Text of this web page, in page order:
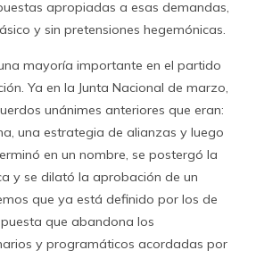
apropiadas a esas demandas,
y sin pretensiones hegemónicas.
mayoría importante en el partido
Ya en la Junta Nacional de marzo,
unánimes anteriores que eran:
una estrategia de alianzas y luego
en un nombre, se postergó la
y se dilató la aprobación de un
que ya está definido por los de
que abandona los
y programáticos acordadas por